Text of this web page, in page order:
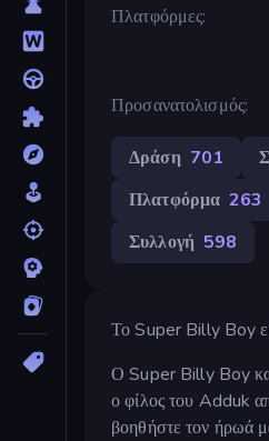
Πλατφόρμες
Προσανατολισμός
Δράση 701
Πλατφόρμα 263
Συλλογή 598
Το Super Billy Boy
Ο Super Billy Boy και
ο φίλος του Adduk
βοηθήστε τον ήρωά